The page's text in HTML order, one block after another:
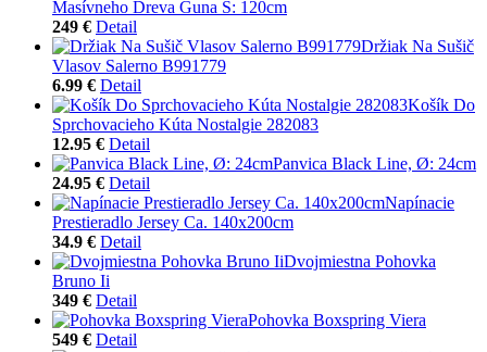
Masívneho Dreva Guna Š: 120cm
249 € Detail
Držiak Na Sušič
Vlasov Salerno B991779
6.99 € Detail
Košík Do
Sprchovacieho Kúta Nostalgie 282083
12.95 € Detail
Panvica Black Line, Ø: 24cm
24.95 € Detail
Napínacie
Prestieradlo Jersey Ca. 140x200cm
34.9 € Detail
Dvojmiestna Pohovka
Bruno Ii
349 € Detail
Pohovka Boxspring Viera
549 € Detail